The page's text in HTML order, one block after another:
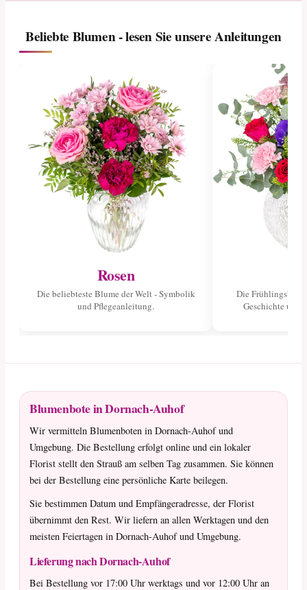
Beliebte Blumen - lesen Sie unsere Anleitungen
Rosen
Die beliebteste Blume der Welt - Symbolik
und Pflegeanleitung.
Die
Geschichte und
Blumenbote in Dornach-Auhof
Wir vermitteln Blumenboten in Dornach-Auhof und
Umgebung. Die Bestellung erfolgt online und ein lokaler
Florist stellt den Strauß am selben Tag zusammen. Sie können
bei der Bestellung eine persönliche Karte beilegen.
Sie bestimmen Datum und Empfängeradresse, der Florist
übernimmt den Rest. Wir liefern an allen Werktagen und den
meisten Feiertagen in Dornach-Auhof und Umgebung.
Lieferung nach Dornach-Auhof
Bei Bestellung vor 17:00 Uhr werktags und vor 12:00 Uhr an